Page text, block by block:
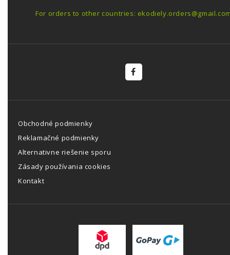
For orders to other countries:
Obchodné podmienky
Reklamačné podmienky
Alternativne riešenie sporu
Zásady používania cookies
Kontakt